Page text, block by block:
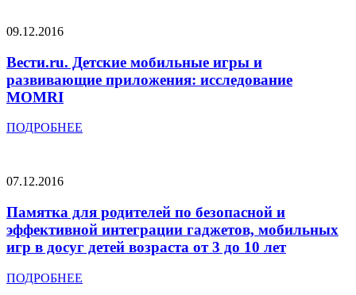
09.12.2016
Вести.ru. Детские мобильные игры и
развивающие приложения: исследование
MOMRI
ПОДРОБНЕЕ
07.12.2016
Памятка для родителей по безопасной и
эффективной интеграции гаджетов, мобильных
игр в досуг детей возраста от 3 до 10 лет
ПОДРОБНЕЕ